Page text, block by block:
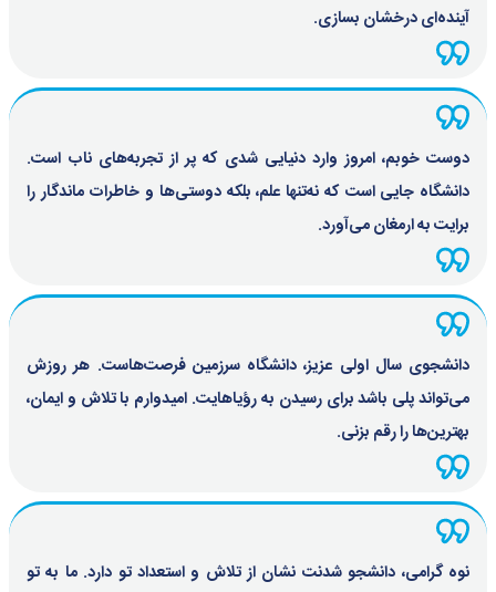
آینده‌ای درخشان بسازی.
دوست خوبم، امروز وارد دنیایی شدی که پر از تجربه‌های ناب است.
دانشگاه جایی است که نه‌تنها علم، بلکه دوستی‌ها و خاطرات ماندگار را
برایت به ارمغان می‌آورد.
دانشجوی سال اولی عزیز، دانشگاه سرزمین فرصت‌هاست. هر روزش
می‌تواند پلی باشد برای رسیدن به رؤیاهایت. امیدوارم با تلاش و ایمان،
بهترین‌ها را رقم بزنی.
نوه گرامی، دانشجو شدنت نشان از تلاش و استعداد تو دارد. ما به تو